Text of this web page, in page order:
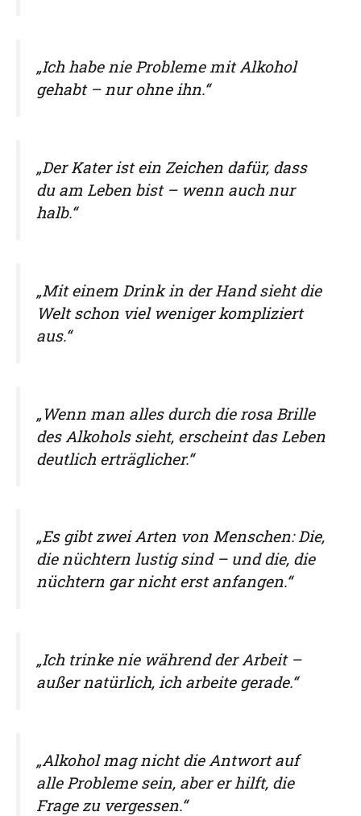
„Ich habe nie Probleme mit Alkohol
gehabt – nur ohne ihn.“
„Der Kater ist ein Zeichen dafür, dass
du am Leben bist – wenn auch nur
halb.“
„Mit einem Drink in der Hand sieht die
Welt schon viel weniger kompliziert
aus.“
„Wenn man alles durch die rosa Brille
des Alkohols sieht, erscheint das Leben
deutlich erträglicher.“
„Es gibt zwei Arten von Menschen: Die,
die nüchtern lustig sind – und die, die
nüchtern gar nicht erst anfangen.“
„Ich trinke nie während der Arbeit –
außer natürlich, ich arbeite gerade.“
„Alkohol mag nicht die Antwort auf
alle Probleme sein, aber er hilft, die
Frage zu vergessen.“